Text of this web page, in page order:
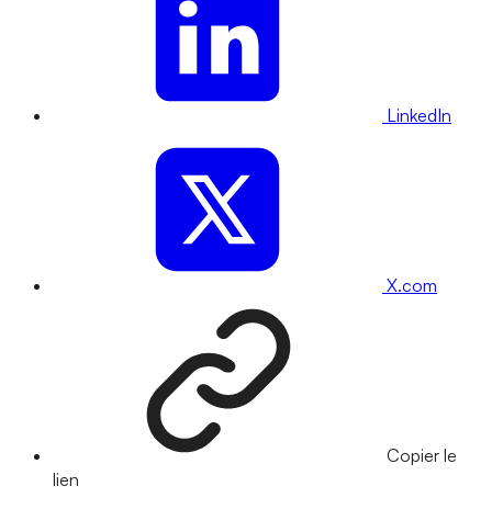
LinkedIn
X.com
Copier le
lien